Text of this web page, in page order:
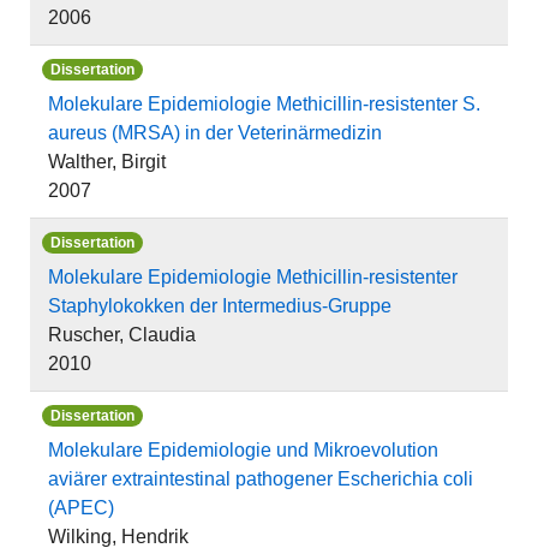
2006
Dissertation
Molekulare Epidemiologie Methicillin-resistenter S.
aureus (MRSA) in der Veterinärmedizin
Walther, Birgit
2007
Dissertation
Molekulare Epidemiologie Methicillin-resistenter
Staphylokokken der Intermedius-Gruppe
Ruscher, Claudia
2010
Dissertation
Molekulare Epidemiologie und Mikroevolution
aviärer extraintestinal pathogener Escherichia coli
(APEC)
Wilking, Hendrik